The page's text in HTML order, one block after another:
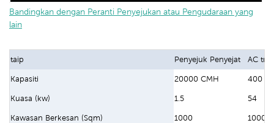
Bandingkan dengan Peranti Penyejukan atau Pengudaraan yang
lain
taip Penyejuk Penyejat AC
Kapasiti 20000 CMH 400
Kuasa (kw) 1.5 54
Kawasan Berkesan (Sqm) 1000 1000